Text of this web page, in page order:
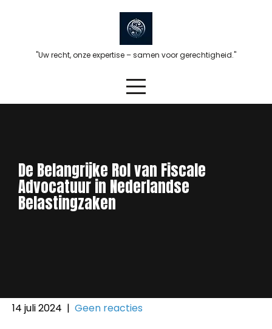
"Uw recht, onze expertise – samen voor gerechtigheid."
De Belangrijke Rol van Fiscale
Advocatuur in Nederlandse
Belastingzaken
14 juli 2024 | Geen reacties